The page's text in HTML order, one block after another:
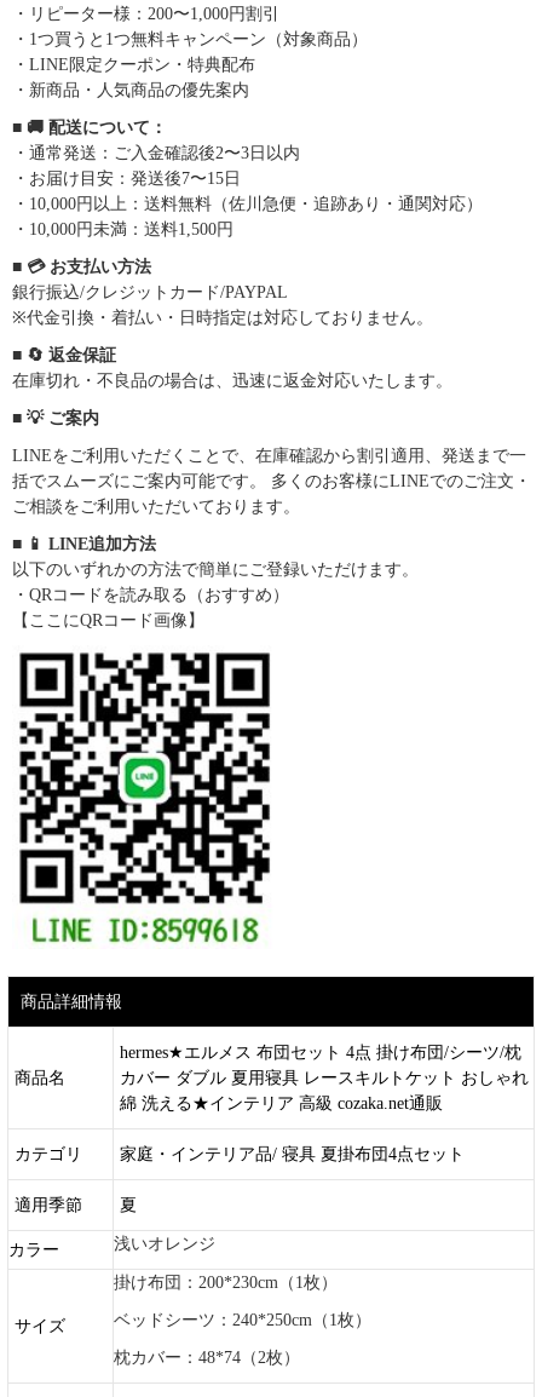
・リピーター様：200〜1,000円割引
・1つ買うと1つ無料キャンペーン（対象商品）
・LINE限定クーポン・特典配布
・新商品・人気商品の優先案内
■ 🚚 配送について：
・通常発送：ご入金確認後2〜3日以内
・お届け目安：発送後7〜15日
・10,000円以上：送料無料（佐川急便・追跡あり・通関対応）
・10,000円未満：送料1,500円
■ 💳 お支払い方法
銀行振込/クレジットカード/PAYPAL
※代金引換・着払い・日時指定は対応しておりません。
■ 🔄 返金保証
在庫切れ・不良品の場合は、迅速に返金対応いたします。
■ 💡 ご案内
LINEをご利用いただくことで、在庫確認から割引適用、発送まで一
括でスムーズにご案内可能です。 多くのお客様にLINEでのご注文・
ご相談をご利用いただいております。
■ 📱 LINE追加方法
以下のいずれかの方法で簡単にご登録いただけます。
・QRコードを読み取る（おすすめ）
【ここにQRコード画像】
商品詳細情報
商品名
hermes★エルメス 布団セット 4点 掛け布団/シーツ/枕
カバー ダブル 夏用寝具 レースキルトケット おしゃれ
綿 洗える★インテリア 高級 cozaka.net通販
カテゴリ 家庭・インテリア品/ 寝具 夏掛布団4点セット
適用季節 夏
カラー 浅いオレンジ
サイズ
掛け布団：200*230cm（1枚）
ベッドシーツ：240*250cm（1枚）
枕カバー：48*74（2枚）